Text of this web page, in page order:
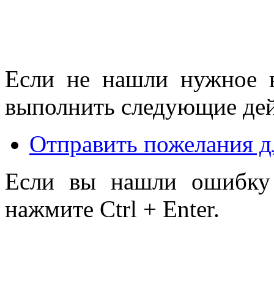
Если не нашли нужное
выполнить следующие
Отправить пожелания
Если вы нашли ошибку
нажмите Ctrl + Enter.